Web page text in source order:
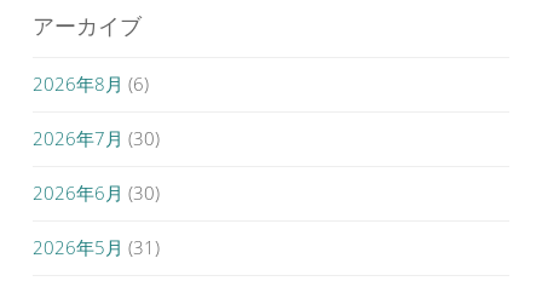
アーカイブ
2026年8月 (6)
2026年7月 (30)
2026年6月 (30)
2026年5月 (31)